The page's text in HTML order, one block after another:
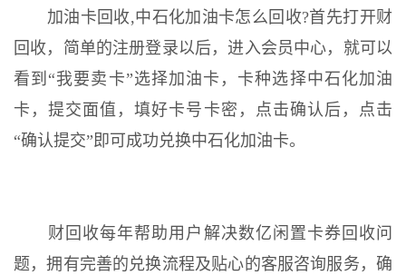
加油卡回收,中石化加油卡怎么回收?首先打开财
回收，简单的注册登录以后，进入会员中心，就可以
看到“我要卖卡”选择加油卡，卡种选择中石化加油
卡，提交面值，填好卡号卡密，点击确认后，点击
“确认提交”即可成功兑换中石化加油卡。
财回收每年帮助用户解决数亿闲置卡券回收问
题，拥有完善的兑换流程及贴心的客服咨询服务，确